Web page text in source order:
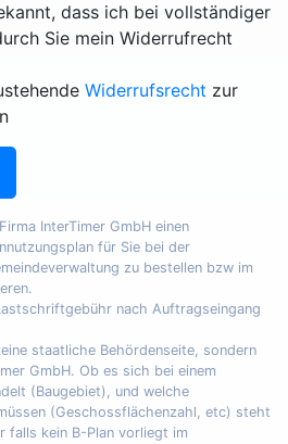
dass ich bei vollständiger
Sie mein Widerrufrecht
Widerrufsrecht zur
InterTimer GmbH einen
für Sie bei der
zu bestellen bzw im
nach Auftragseingang
staatliche Behördenseite, sondern
GmbH. Ob es sich bei einem
(Baugebiet), und welche
(Geschossflächenzahl, etc) steht
falls kein B-Plan vorliegt im